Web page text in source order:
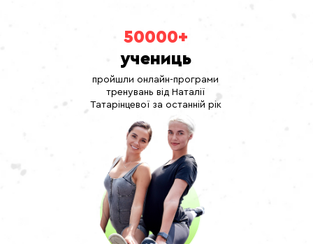
пройшли онлайн-програми
тренувань від Наталії
Татарінцевої за останній рік
50000+
учениць